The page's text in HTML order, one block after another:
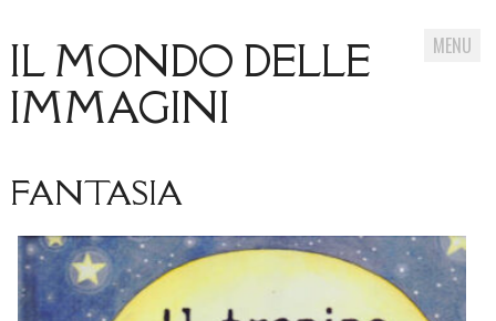
IL MONDO DELLE
IMMAGINI
MENU
to
content
FANTASIA